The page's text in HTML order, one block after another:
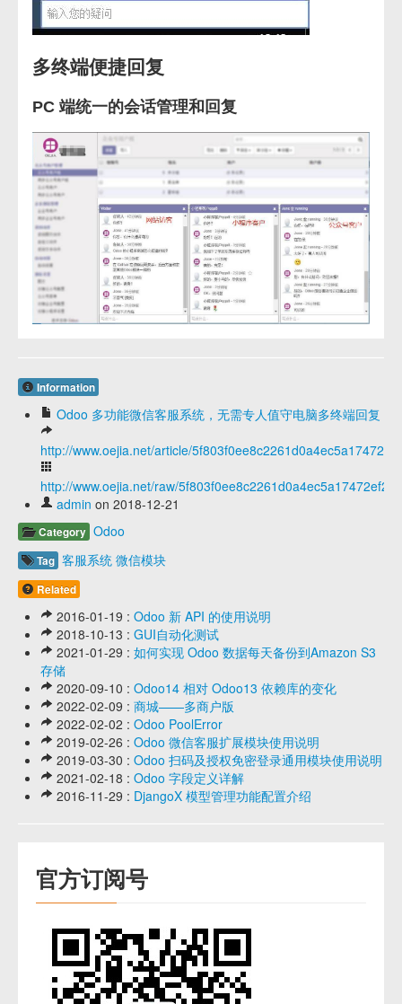
多终端便捷回复
PC 端统一的会话管理和回复
Information
Odoo 多功能微信客服系统，无需专人值守电脑多终端回复
http://www.oejia.net/article/
http://www.oejia.net/raw/5f803f0ee8c2261d0a4ec5a17472ef26
admin on 2018-12-21
Category Odoo
Tag 客服系统 微信模块
Related
2016-01-19 : Odoo 新 API 的使用说明
2018-10-13 : GUI自动化测试
2021-01-29 : 如何实现 Odoo 数据每天备份到Amazon S3
存储
2020-09-10 : Odoo14 相对 Odoo13 依赖库的变化
2022-02-09 : 商城——多商户版
2022-02-02 : Odoo PoolError
2019-02-26 : Odoo 微信客服扩展模块使用说明
2019-03-30 : Odoo 扫码及授权免密登录通用模块使用说明
2021-02-18 : Odoo 字段定义详解
2016-11-29 : DjangoX 模型管理功能配置介绍
官方订阅号